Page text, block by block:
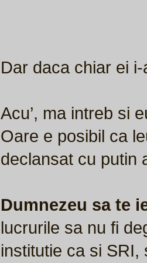
Dar daca chiar ei
Acu’, ma intreb si
Oare e posibil ca
declansat cu putin
Dumnezeu sa te
lucrurile sa nu fi
institutie ca si SRI,